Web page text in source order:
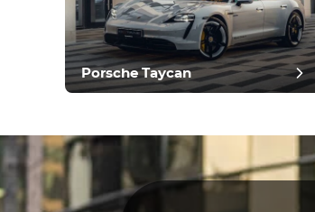
Porsche Taycan